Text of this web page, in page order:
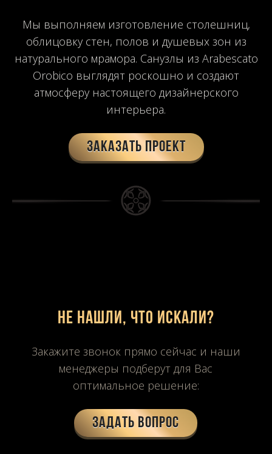
Мы выполняем изготовление столешниц,
облицовку стен, полов и душевых зон из
натурального мрамора. Санузлы из Arabescato
Orobico выглядят роскошно и создают
атмосферу настоящего дизайнерского
интерьера.
Заказать проект
Не нашли, что искали?
Закажите звонок прямо сейчас и наши
менеджеры подберут для Вас
оптимальное решение:
Задать вопрос